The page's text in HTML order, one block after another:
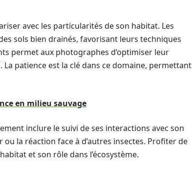
avec les particularités de son habitat. Les
sols bien drainés, favorisant leurs techniques
permet aux photographes d’optimiser leur
patience est la clé dans ce domaine, permettant
en milieu sauvage
inclure le suivi de ses interactions avec son
la réaction face à d’autres insectes. Profiter de
et son rôle dans l’écosystème.